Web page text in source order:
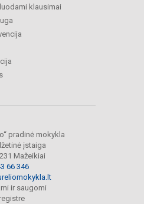
klausimai
pradinė mokykla
įstaiga
Mažeikiai
66 346
ir saugomi